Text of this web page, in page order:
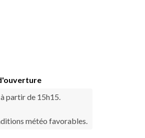
partir de 15h15.
météo favorables.